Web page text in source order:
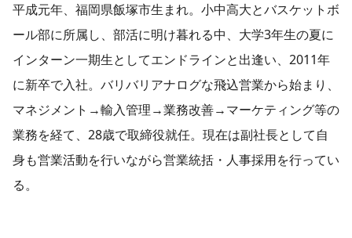
平成元年、福岡県飯塚市生まれ。小中高大とバスケットボ
ール部に所属し、部活に明け暮れる中、大学3年生の夏に
インターン一期生としてエンドラインと出逢い、2011年
に新卒で入社。バリバリアナログな飛込営業から始まり、
マネジメント→輸入管理→業務改善→マーケティング等の
業務を経て、28歳で取締役就任。現在は副社長として自
身も営業活動を行いながら営業統括・人事採用を行ってい
る。